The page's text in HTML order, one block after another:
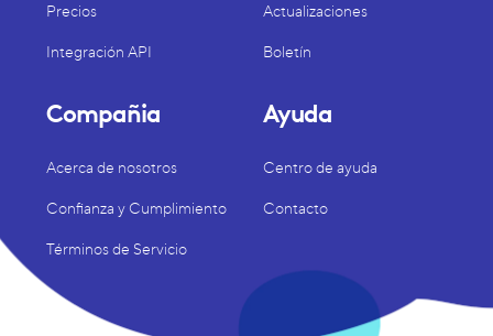
Precios
Integración API
Actualizaciones
Boletín
Compañia
Acerca de nosotros
Confianza y Cumplimiento
Términos de Servicio
Ayuda
Centro de ayuda
Contacto